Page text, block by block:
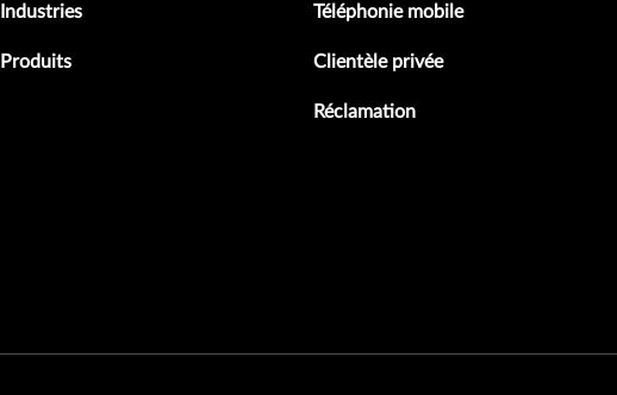
Industries
Produits
Téléphonie mobile
Clientèle privée
Réclamation